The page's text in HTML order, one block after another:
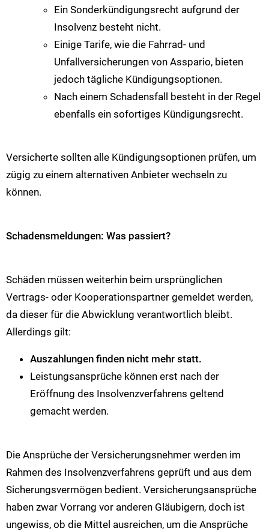
Ein Sonderkündigungsrecht aufgrund der
Insolvenz besteht nicht.
Einige Tarife, wie die Fahrrad- und
Unfallversicherungen von Asspario, bieten
jedoch tägliche Kündigungsoptionen.
Nach einem Schadensfall besteht in der Regel
ebenfalls ein sofortiges Kündigungsrecht.
Versicherte sollten alle Kündigungsoptionen prüfen, um
zügig zu einem alternativen Anbieter wechseln zu
können.
Schadensmeldungen: Was passiert?
Schäden müssen weiterhin beim ursprünglichen
Vertrags- oder Kooperationspartner gemeldet werden,
da dieser für die Abwicklung verantwortlich bleibt.
Allerdings gilt:
Auszahlungen finden nicht mehr statt.
Leistungsansprüche können erst nach der
Eröffnung des Insolvenzverfahrens geltend
gemacht werden.
Die Ansprüche der Versicherungsnehmer werden im
Rahmen des Insolvenzverfahrens geprüft und aus dem
Sicherungsvermögen bedient. Versicherungsansprüche
haben zwar Vorrang vor anderen Gläubigern, doch ist
ungewiss, ob die Mittel ausreichen, um die Ansprüche